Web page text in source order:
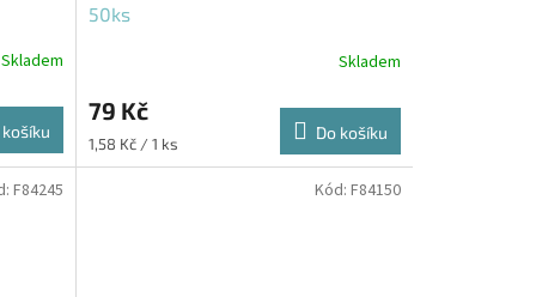
Skladem
50ks
Skladem
79 Kč
Měrná
cena:
1,58 Kč / 1 ks
Do košíku
F84245 Kód: F84150